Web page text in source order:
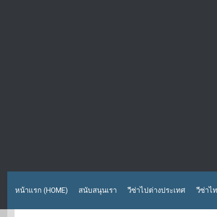
หน้าแรก (HOME) สนับสนุนเรา วีซ่าไปต่างประเทศ วีซ่าไ